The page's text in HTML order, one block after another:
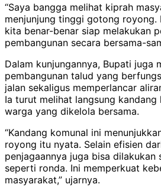
“Saya bangga melihat kiprah
menjunjung tinggi gotong royong.
kita benar-benar siap melakukan
pembangunan secara bersama-
Dalam kunjungannya, Bupati juga
pembangunan talud yang
jalan sekaligus memperlancar
Ia turut melihat langsung kandang
warga yang dikelola bersama.
“Kandang komunal ini
royong itu nyata. Selain efisien
penjagaannya juga bisa dilakukan
seperti ronda. Ini memperkuat
masyarakat,” ujarnya.